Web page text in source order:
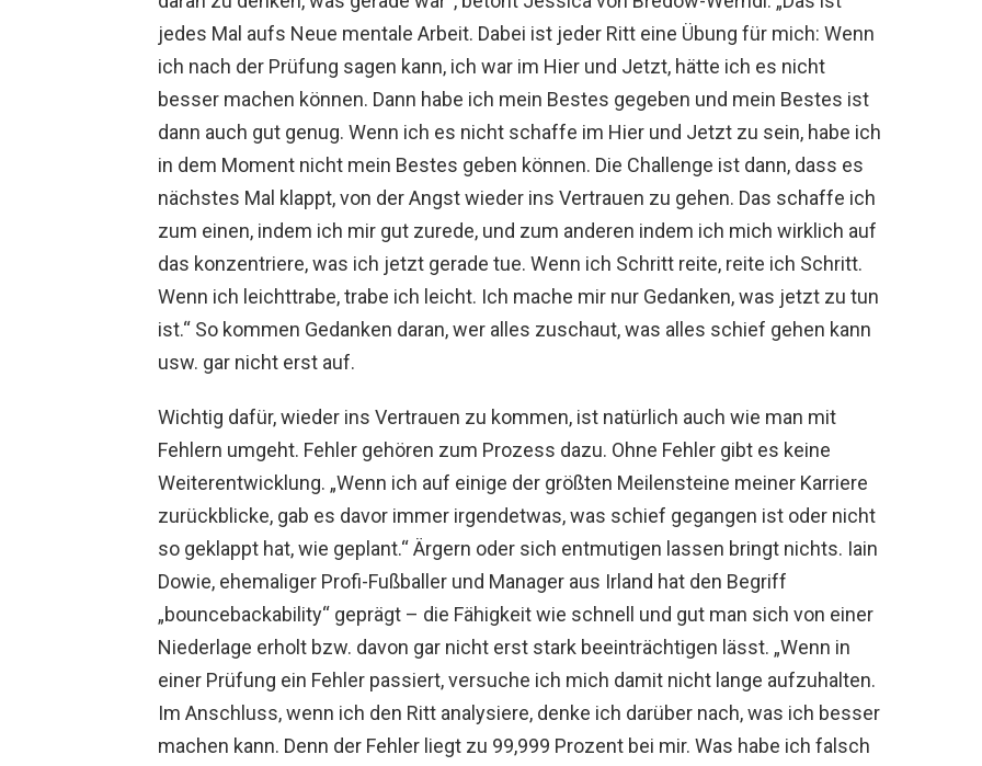
jedes Mal aufs Neue mentale Arbeit. Dabei ist jeder Ritt eine Übung für mich: Wenn
ich nach der Prüfung sagen kann, ich war im Hier und Jetzt, hätte ich es nicht
besser machen können. Dann habe ich mein Bestes gegeben und mein Bestes ist
dann auch gut genug. Wenn ich es nicht schaffe im Hier und Jetzt zu sein, habe ich
in dem Moment nicht mein Bestes geben können. Die Challenge ist dann, dass es
nächstes Mal klappt, von der Angst wieder ins Vertrauen zu gehen. Das schaffe ich
zum einen, indem ich mir gut zurede, und zum anderen indem ich mich wirklich auf
das konzentriere, was ich jetzt gerade tue. Wenn ich Schritt reite, reite ich Schritt.
Wenn ich leichttrabe, trabe ich leicht. Ich mache mir nur Gedanken, was jetzt zu tun
ist.“ So kommen Gedanken daran, wer alles zuschaut, was alles schief gehen kann
usw. gar nicht erst auf.
Wichtig dafür, wieder ins Vertrauen zu kommen, ist natürlich auch wie man mit
Fehlern umgeht. Fehler gehören zum Prozess dazu. Ohne Fehler gibt es keine
Weiterentwicklung. „Wenn ich auf einige der größten Meilensteine meiner Karriere
zurückblicke, gab es davor immer irgendetwas, was schief gegangen ist oder nicht
so geklappt hat, wie geplant.“ Ärgern oder sich entmutigen lassen bringt nichts. Iain
Dowie, ehemaliger Profi-Fußballer und Manager aus Irland hat den Begriff
„bouncebackability“ geprägt – die Fähigkeit wie schnell und gut man sich von einer
Niederlage erholt bzw. davon gar nicht erst stark beeinträchtigen lässt. „Wenn in
einer Prüfung ein Fehler passiert, versuche ich mich damit nicht lange aufzuhalten.
Im Anschluss, wenn ich den Ritt analysiere, denke ich darüber nach, was ich besser
machen kann. Denn der Fehler liegt zu 99,999 Prozent bei mir. Was habe ich falsch